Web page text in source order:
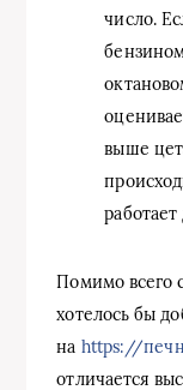
число.
выше
работает
Помимо всего
хотелось бы
на https://
отличается